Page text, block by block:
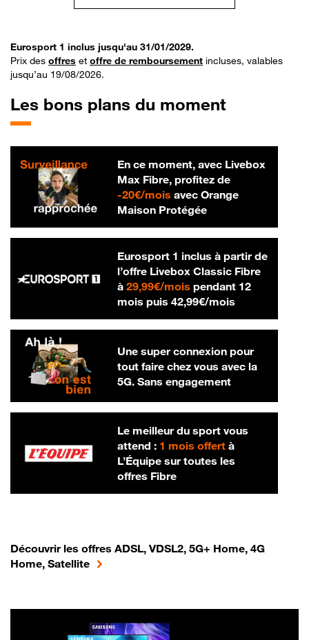
Eurosport 1 inclus jusqu'au 31/01/2029.
Prix des offres et offre de remboursement incluses, valables
jusqu’au 19/08/2026.
Les bons plans du moment
En ce moment, avec Livebox
Max Fibre, profitez de
-20€/mois20 € par mois
avec Orange
Maison Protégée
Eurosport 1 inclus à partir de
l’offre Livebox Classic Fibre
à 29,99€/mois29,99 € par mois
pendant 12
mois puis 42,99€/mois42,99 € par
Une super connexion pour
tout faire chez vous avec la
5G. Sans engagement
Le meilleur du sport vous
attend : 1 mois offertà
L’Équipe sur toutes les
offres Fibre
Découvrir les offres ADSL, VDSL2, 5G+ Home, 4G
Home, Satellite